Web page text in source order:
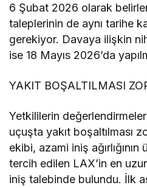
6 Şubat 2026 olarak
taleplerinin de aynı tarihe
gerekiyor. Davaya ilişkin
ise 18 Mayıs 2026’da
YAKIT BOŞALTILMASI
Yetkililerin
uçuşta yakıt boşaltılması
ekibi, azami iniş
tercih edilen LAX’in en
iniş talebinde bulundu. İlk